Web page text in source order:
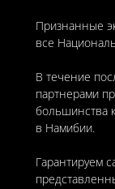
Признанные
все
В течение
партнерами
большинства
в Намибии.
Гарантируем